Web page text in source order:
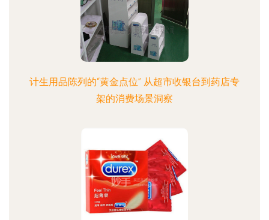
计生用品陈列的“黄金点位” 从超市收银台到药店专
架的消费场景洞察